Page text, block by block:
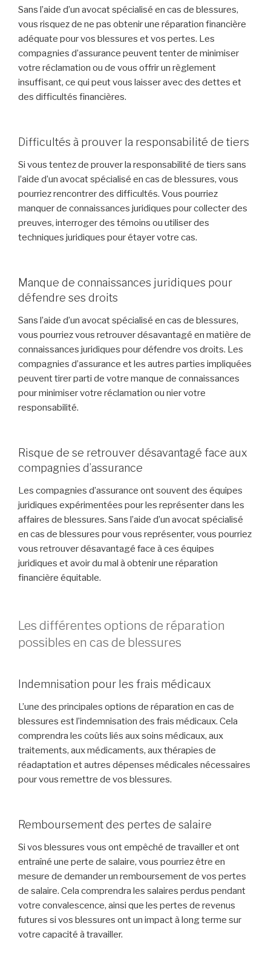
Sans l’aide d’un avocat spécialisé en cas de blessures,
vous risquez de ne pas obtenir une réparation financière
adéquate pour vos blessures et vos pertes. Les
compagnies d’assurance peuvent tenter de minimiser
votre réclamation ou de vous offrir un règlement
insuffisant, ce qui peut vous laisser avec des dettes et
des difficultés financières.
Difficultés à prouver la responsabilité de tiers
Si vous tentez de prouver la responsabilité de tiers sans
l’aide d’un avocat spécialisé en cas de blessures, vous
pourriez rencontrer des difficultés. Vous pourriez
manquer de connaissances juridiques pour collecter des
preuves, interroger des témoins ou utiliser des
techniques juridiques pour étayer votre cas.
Manque de connaissances juridiques pour
défendre ses droits
Sans l’aide d’un avocat spécialisé en cas de blessures,
vous pourriez vous retrouver désavantagé en matière de
connaissances juridiques pour défendre vos droits. Les
compagnies d’assurance et les autres parties impliquées
peuvent tirer parti de votre manque de connaissances
pour minimiser votre réclamation ou nier votre
responsabilité.
Risque de se retrouver désavantagé face aux
compagnies d’assurance
Les compagnies d’assurance ont souvent des équipes
juridiques expérimentées pour les représenter dans les
affaires de blessures. Sans l’aide d’un avocat spécialisé
en cas de blessures pour vous représenter, vous pourriez
vous retrouver désavantagé face à ces équipes
juridiques et avoir du mal à obtenir une réparation
financière équitable.
Les différentes options de réparation
possibles en cas de blessures
Indemnisation pour les frais médicaux
L’une des principales options de réparation en cas de
blessures est l’indemnisation des frais médicaux. Cela
comprendra les coûts liés aux soins médicaux, aux
traitements, aux médicaments, aux thérapies de
réadaptation et autres dépenses médicales nécessaires
pour vous remettre de vos blessures.
Remboursement des pertes de salaire
Si vos blessures vous ont empêché de travailler et ont
entraîné une perte de salaire, vous pourriez être en
mesure de demander un remboursement de vos pertes
de salaire. Cela comprendra les salaires perdus pendant
votre convalescence, ainsi que les pertes de revenus
futures si vos blessures ont un impact à long terme sur
votre capacité à travailler.